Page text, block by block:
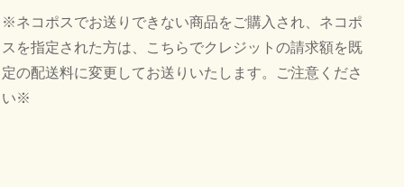
※ネコポスでお送りできない商品をご購入され、ネコポ
スを指定された方は、こちらでクレジットの請求額を既
定の配送料に変更してお送りいたします。ご注意くださ
い※